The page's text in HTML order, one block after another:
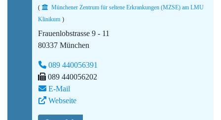
(
Münchener Zentrum für seltene Erkrankungen (MZSE) am LMU
Klinikum )
Frauenlobstrasse 9 - 11
80337 München
089 440056391
089 440056202
E-Mail
Webseite